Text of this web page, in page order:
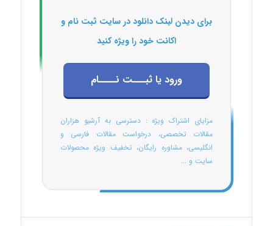
برای دیدن لینک دانلود در سایت ثبت نام و
اکانت خود را ویژه کنید
ورود یا ثبـــت نــــام
مزایای اشتراک ویژه : دسترسی به آرشیو هزاران
مقالات تخصصی، درخواست مقالات فارسی و
انگلیسی، مشاوره رایگان، تخفیف ویژه محصولات
سایت و ...